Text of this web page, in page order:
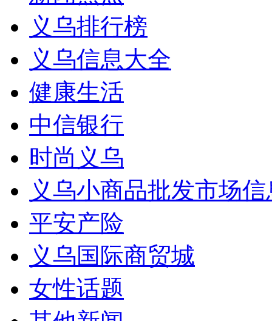
义乌排行榜
义乌信息大全
健康生活
中信银行
时尚义乌
义乌小商品批发市场
平安产险
义乌国际商贸城
女性话题